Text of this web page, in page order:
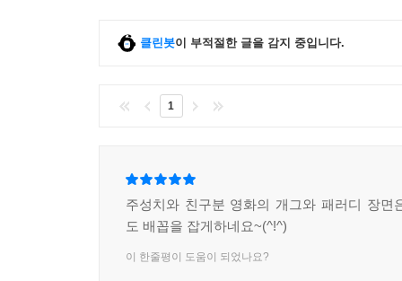
클린봇이 부적절한 글을 감지 중입니다.
1
주성치와 친구분 영화의 개그와 패러디 장면
도 배꼽을 잡게하네요~(^!^)
이 한줄평이 도움이 되었나요?